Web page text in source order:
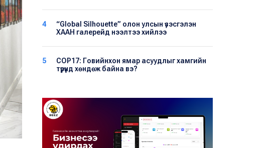
4
“Global Silhouette” олон улсын үзэсгэлэн
ХААН галерейд нээлтээ хийлээ
5
COP17: Говийнхон ямар асуудлыг хамгийн
түрүүнд хөндөж байна вэ?